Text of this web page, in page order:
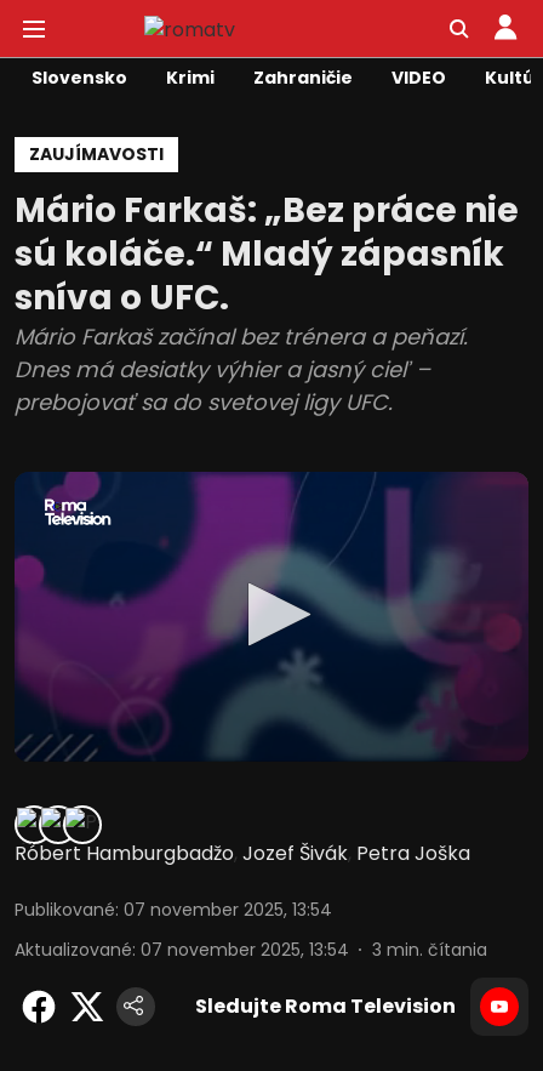
Slovensko Krimi Zahraničie VIDEO
ZAUJÍMAVOSTI
Mário Farkaš: „Bez práce nie
sú koláče.“ Mladý zápasník
sníva o UFC.
Mário Farkaš začínal bez trénera a peňazí.
Dnes má desiatky výhier a jasný cieľ –
prebojovať sa do svetovej ligy UFC.
Róbert Hamburgbadžo, Jozef Šivák, Petra Joška
Publikované: 07 november 2025, 13:54
Aktualizované: 07 november 2025, 13:54 3 min. čítania
Sledujte Roma Television